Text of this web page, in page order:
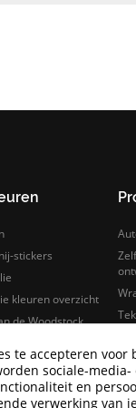
stickers
kleuren overzicht
de Woodstock
samples bestellen
te accepteren
sociale-
en
verwerking van